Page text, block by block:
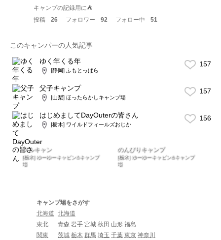
キャンプの記録用に⛺️
投稿
26 フォロワー 92 フォロー中 51
このキャンパーの人気記事
ゆく年くる年
[静岡] ふもとっぱら
157
父子キャンプ
[山梨] ほったらかしキャンプ場
157
はじめましてDayOuterの皆さん
[栃木] ワイルドフィールズおじか
156
グルキャン
[栃木] ゆーゆーキャビン&キャンプ
場
のんびりキャンプ
[栃木] ゆーゆーキャビン&キャンプ
場
キャンプ場をさがす
北海道 北海道
東北
青森 岩手 宮城 秋田 山形 福島
関東
茨城 栃木 群馬 埼玉 千葉 東京 神奈川